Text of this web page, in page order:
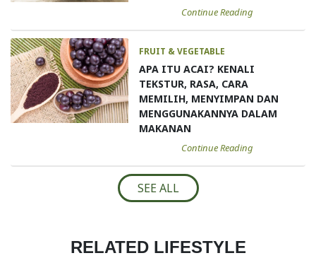
Continue Reading
FRUIT & VEGETABLE
APA ITU ACAI? KENALI
TEKSTUR, RASA, CARA
MEMILIH, MENYIMPAN DAN
MENGGUNAKANNYA DALAM
MAKANAN
Continue Reading
SEE ALL
RELATED LIFESTYLE